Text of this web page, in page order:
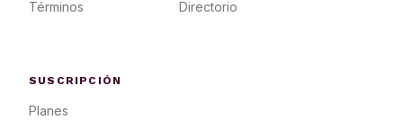
Términos
Directorio
SUSCRIPCIÓN
Planes